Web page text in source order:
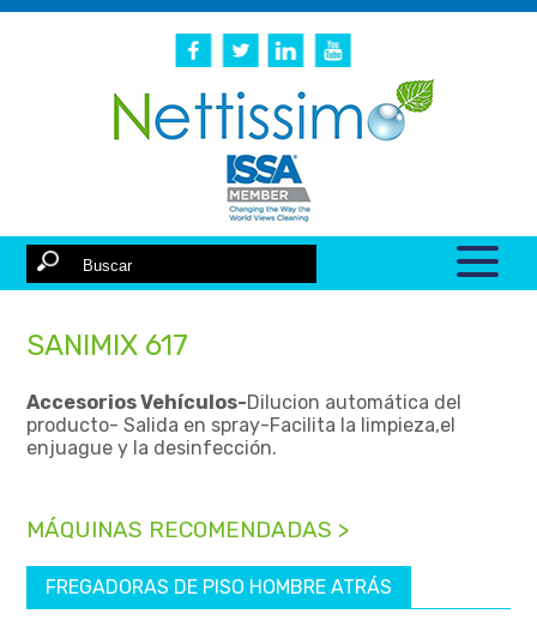
SANIMIX 617
Accesorios Vehículos-Dilucion automática del
producto- Salida en spray-Facilita la limpieza,el
enjuague y la desinfección.
MÁQUINAS RECOMENDADAS >
FREGADORAS DE PISO HOMBRE ATRÁS